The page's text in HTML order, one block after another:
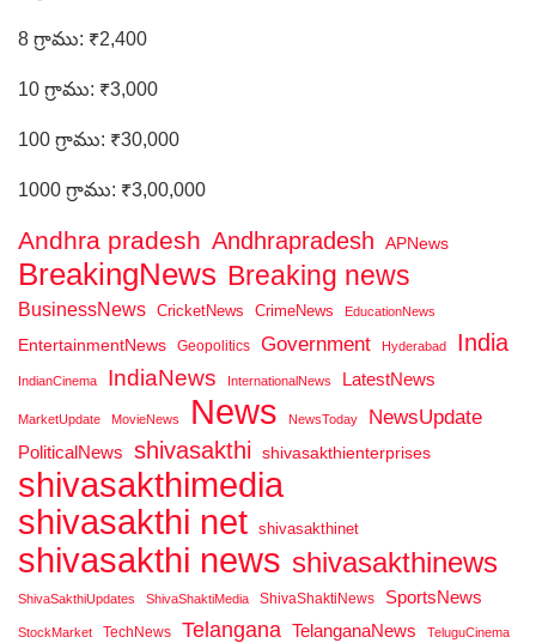
8 గ్రాము: ₹2,400
10 గ్రాము: ₹3,000
100 గ్రాము: ₹30,000
1000 గ్రాము: ₹3,00,000
Andhra pradesh Andhrapradesh APNews
BreakingNews Breaking news
BusinessNews CricketNews CrimeNews EducationNews
EntertainmentNews Geopolitics Government Hyderabad India
IndianCinema IndiaNews InternationalNews LatestNews
MarketUpdate MovieNews News NewsToday NewsUpdate
PoliticalNews shivasakthi shivasakthienterprises
shivasakthimedia
shivasakthi net shivasakthinet
shivasakthi news shivasakthinews
ShivaSakthiUpdates ShivaShaktiMedia ShivaShaktiNews SportsNews
StockMarket TechNews Telangana TelanganaNews TeluguCinema